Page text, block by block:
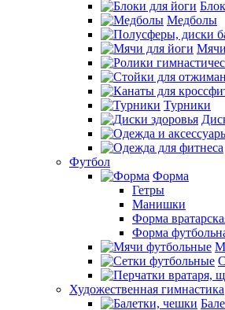
Медболы
Турники
Футбол
Форма
Гетры
Манишки
Форма
Форма
Художественная гимнастика